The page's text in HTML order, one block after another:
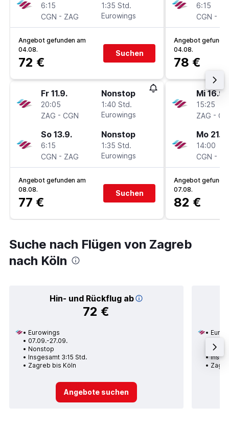
6:15
CGN - ZAG
1:35 Std.
Eurowings
Angebot gefunden am
04.08.
72 €
Suchen
Fr 11.9.
20:05
ZAG - CGN
Nonstop
1:40 Std.
Eurowings
So 13.9.
6:15
CGN - ZAG
Nonstop
1:35 Std.
Eurowings
Angebot gefunden am
08.08.
77 €
Suchen
6:15
CGN -
Angebot
04.08.
78 €
Mi 16.9.
15:25
ZAG -
Mo 21.9.
14:00
CGN -
Angebot
07.08.
82 €
Suche nach Flügen von Zagreb
nach Köln
Hin- und Rückflug ab
72 €
Eurowings
07.09.-27.09.
Nonstop
Insgesamt 3:15 Std.
Zagreb bis Köln
Angebote suchen